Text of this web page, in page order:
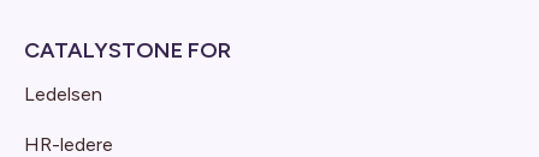
CATALYSTONE FOR
Ledelsen
HR-ledere